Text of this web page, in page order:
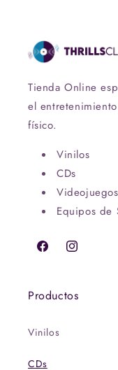
Tienda Online
el
físico.
Vinilos
CDs
Videojuegos
Equipos de
FacebookInstagram
Productos
Vinilos
CDs